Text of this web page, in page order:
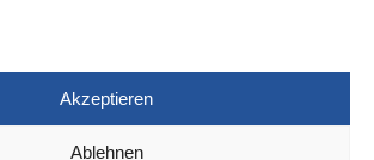
Akzeptieren
Ablehnen
660.000 Einwohner. Ein Viertel (!) der in